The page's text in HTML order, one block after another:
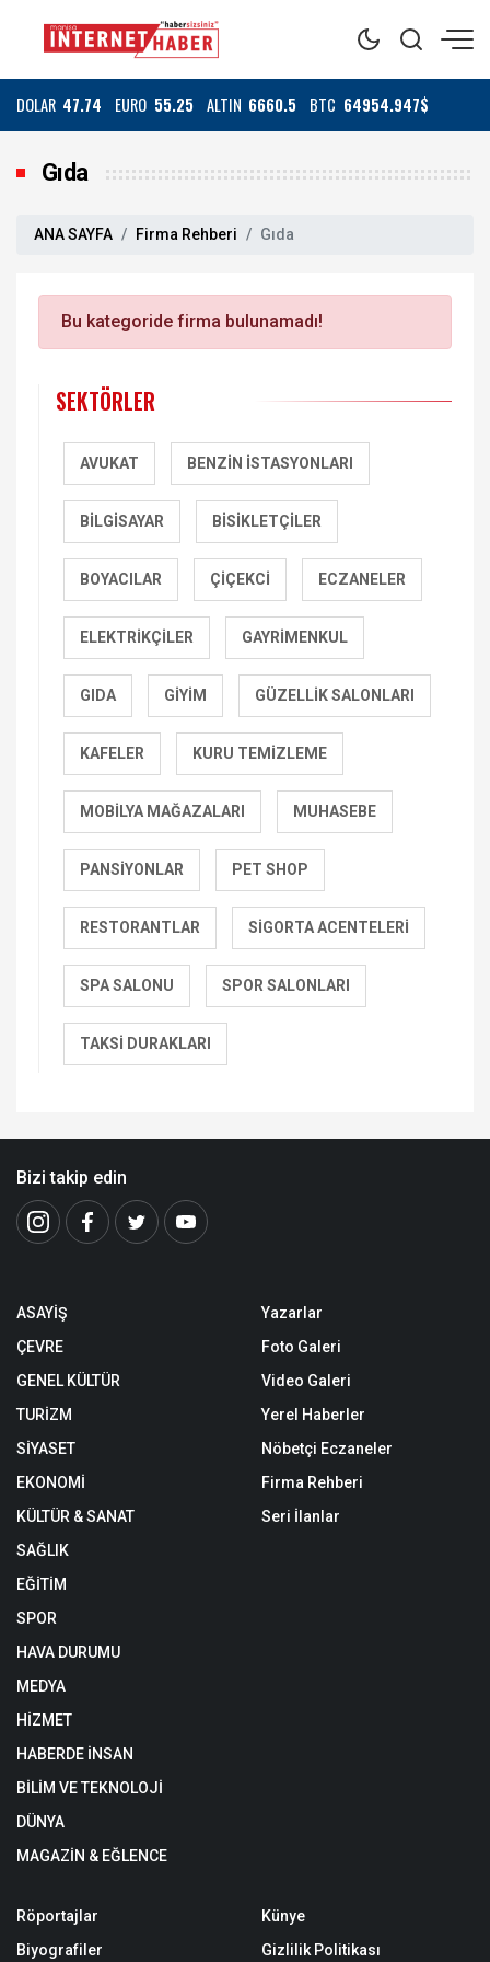
DOLAR 47.74 EURO 55.25 ALTIN 6660.5 BTC 64954.947$
Gıda
ANA SAYFA Firma Rehberi Gıda
Bu kategoride firma bulunamadı!
SEKTÖRLER
AVUKAT BENZIN İSTASYONLARI
BILGISAYAR BISIKLETÇILER
BOYACILAR ÇIÇEKCI ECZANELER
ELEKTRIKÇILER GAYRIMENKUL
GIDA GIYIM GÜZELLIK SALONLARI
KAFELER KURU TEMIZLEME
MOBILYA MAĞAZALARI MUHASEBE
PANSIYONLAR PET SHOP
RESTORANTLAR SIGORTA ACENTELERI
SPA SALONU SPOR SALONLARI
TAKSI DURAKLARI
Bizi takip edin
ASAYİŞ
ÇEVRE
GENEL KÜLTÜR
TURİZM
SİYASET
EKONOMİ
KÜLTÜR & SANAT
SAĞLIK
EĞİTİM
SPOR
HAVA DURUMU
MEDYA
HİZMET
HABERDE İNSAN
BİLİM VE TEKNOLOJİ
DÜNYA
MAGAZİN & EĞLENCE
Yazarlar
Foto Galeri
Video Galeri
Yerel Haberler
Nöbetçi Eczaneler
Firma Rehberi
Seri İlanlar
Röportajlar
Biyografiler
Künye
Gizlilik Politikası